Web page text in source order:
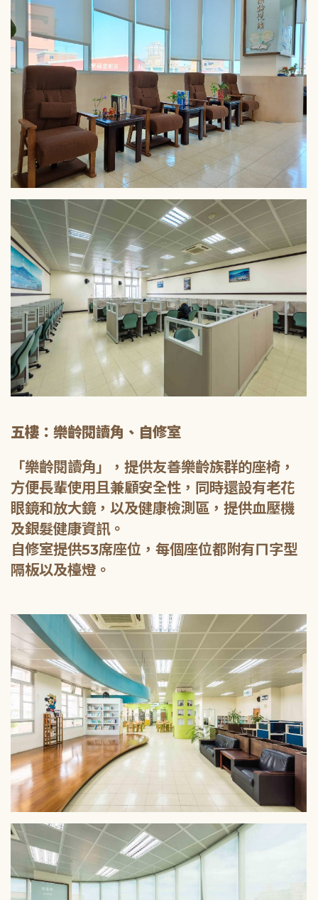
五樓：樂齡閱讀角、自修室
「樂齡閱讀角」，提供友善樂齡族群的座椅，
方便長輩使用且兼顧安全性，同時還設有老花
眼鏡和放大鏡，以及健康檢測區，提供血壓機
及銀髮健康資訊。
自修室提供53席座位，每個座位都附有ㄇ字型